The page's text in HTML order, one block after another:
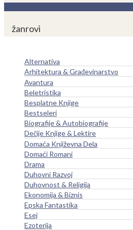
žanrovi
Alternativa
Arhitektura & Građevinarstvo
Avantura
Beletristika
Besplatne Knjige
Bestseleri
Biografije & Autobiografije
Dečije Knjige & Lektire
Domaća Književna Dela
Domaći Romani
Drama
Duhovni Razvoj
Duhovnost & Religija
Ekonomija & Biznis
Epska Fantastika
Esej
Ezoterija